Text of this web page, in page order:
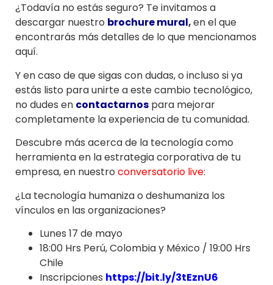
¿Todavía no estás seguro? Te invitamos a
descargar nuestro brochure mural,en el que
encontrarás más detalles de lo que mencionamos
aquí.
Y en caso de que sigas con dudas, o incluso si ya
estás listo para unirte a este cambio tecnológico,
no dudes en contactarnos para mejorar
completamente la experiencia de tu comunidad.
Descubre más acerca de la tecnología como
herramienta en la estrategia corporativa de tu
empresa, en nuestro conversatorio live:
¿La tecnología humaniza o deshumaniza los
vínculos en las organizaciones?
Lunes 17 de mayo
18:00 Hrs Perú, Colombia y México / 19:00 Hrs
Chile
Inscripciones https://bit.ly/3tEznU6